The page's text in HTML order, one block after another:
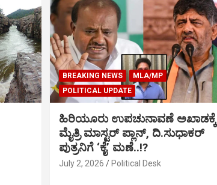
BREAKING NEWS
MLA/MP
POLITICAL UPDATE
ಹಿರಿಯೂರು ಉಪಚುನಾವಣೆ ಅಖಾಡಕ್ಕೆ
ಮೈತ್ರಿ ಮಾಸ್ಟರ್ ಪ್ಲಾನ್, ದಿ.ಸುಧಾಕರ್
ಪುತ್ರನಿಗೆ ‘ಕೈ’ ಮಣೆ..!?
July 2, 2026 Political Desk